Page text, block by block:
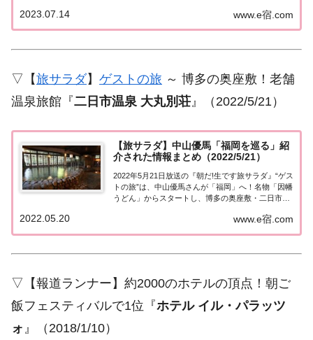
勝俣州和のロケシリーズ「俺たちのひとっ風呂」！
鳥羽一郎さんと福岡県北九州の旅へ！...
www.e宿.com
2023.07.14
▽【旅サラダ】 ゲストの旅 ～ 博多の奥座敷！老舗
温泉旅館『二日市温泉 大丸別荘 』（2022/5/21）
【旅サラダ】中山優馬「福岡を巡る」紹
介された情報まとめ（2022/5/21）
2022年5月21日放送の『朝だ!生です旅サラダ』“ゲス
トの旅”は、中山優馬さんが「福岡」へ！名物「因幡
うどん」からスタートし、博多の奥座敷・二日市温
ろ蒸しをいただく！紹介された情報はこちら！中山
優馬「福岡を巡る」今日の“ゲストの旅”...
www.e宿.com
2022.05.20
▽【報道ランナー】約2000のホテルの頂点！朝ご
飯フェスティバルで1位『ホテル イル・パラッツ
ォ 』（2018/1/10）